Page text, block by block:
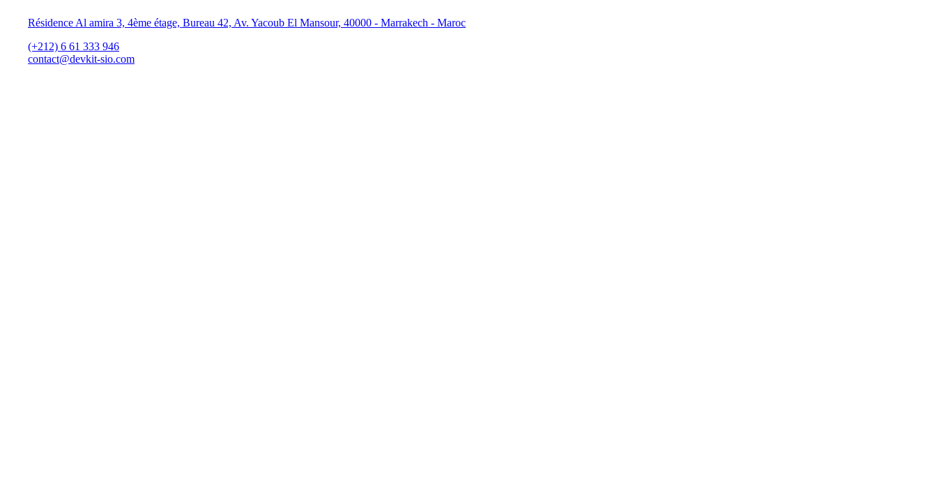
Résidence Al amira 3, 4ème étage, Bureau 42, Av. Yacoub El Mansour, 40000 - Marrakech - Maroc
(+212) 6 61 333 946
contact@devkit-sio.com